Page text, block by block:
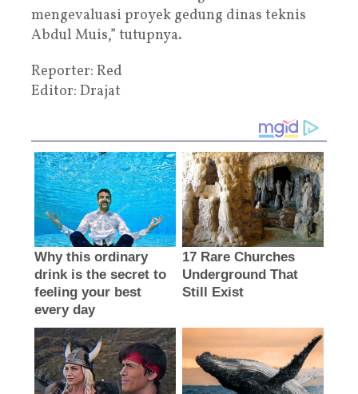
mengevaluasi proyek gedung dinas teknis
Abdul Muis,” tutupnya.
Reporter: Red
Editor: Drajat